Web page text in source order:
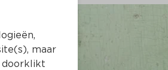
Wijnshop
maar
doorklikt